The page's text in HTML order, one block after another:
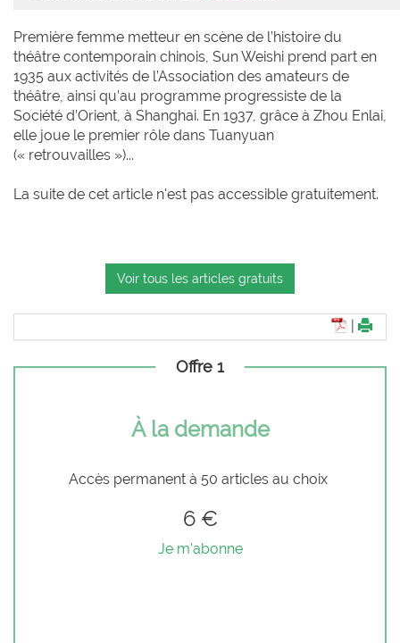
Première femme metteur en scène de l’histoire du
théâtre contemporain chinois, Sun Weishi prend part en
1935 aux activités de l’Association des amateurs de
théâtre, ainsi qu’au programme progressiste de la
Société d’Orient, à Shanghai. En 1937, grâce à Zhou Enlai,
elle joue le premier rôle dans Tuanyuan
(« retrouvailles »)...
La suite de cet article n'est pas accessible gratuitement.
Voir tous les articles gratuits
Offre 1
À la demande
Accès permanent à 50 articles au choix
6 €
Je m'abonne